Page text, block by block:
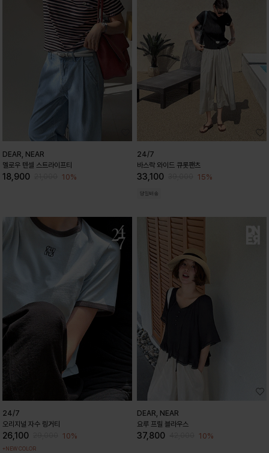
DEAR, NEAR
멜로우 텐셀 스트라이프티
18,900 10%
24/7
바스락 와이드 큐롯팬츠
33,100 15%
24/7
오리지널 자수 링거티
26,100 10%
+NEW COLOR
DEAR, NEAR
요루 프릴 블라우스
37,800 10%